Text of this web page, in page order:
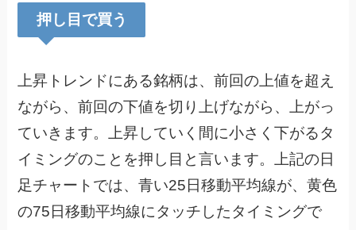
押し目で買う
上昇トレンドにある銘柄は、前回の上値を超え
ながら、前回の下値を切り上げながら、上がっ
ていきます。上昇していく間に小さく下がるタ
イミングのことを押し目と言います。上記の日
足チャートでは、青い25日移動平均線が、黄色
の75日移動平均線にタッチしたタイミングで